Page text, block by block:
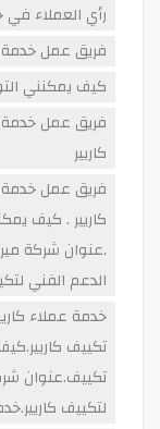
رأي العملاء في
فريق عمل خدمة
كيف يمكنني
فريق عمل خدمة
كاريير
فريق عمل خدمة
كاريير . كيف
.عنوان شركة
الدعم الفني
خدمة عملاء
تكييف
تكييف.عنوان
لتكييف